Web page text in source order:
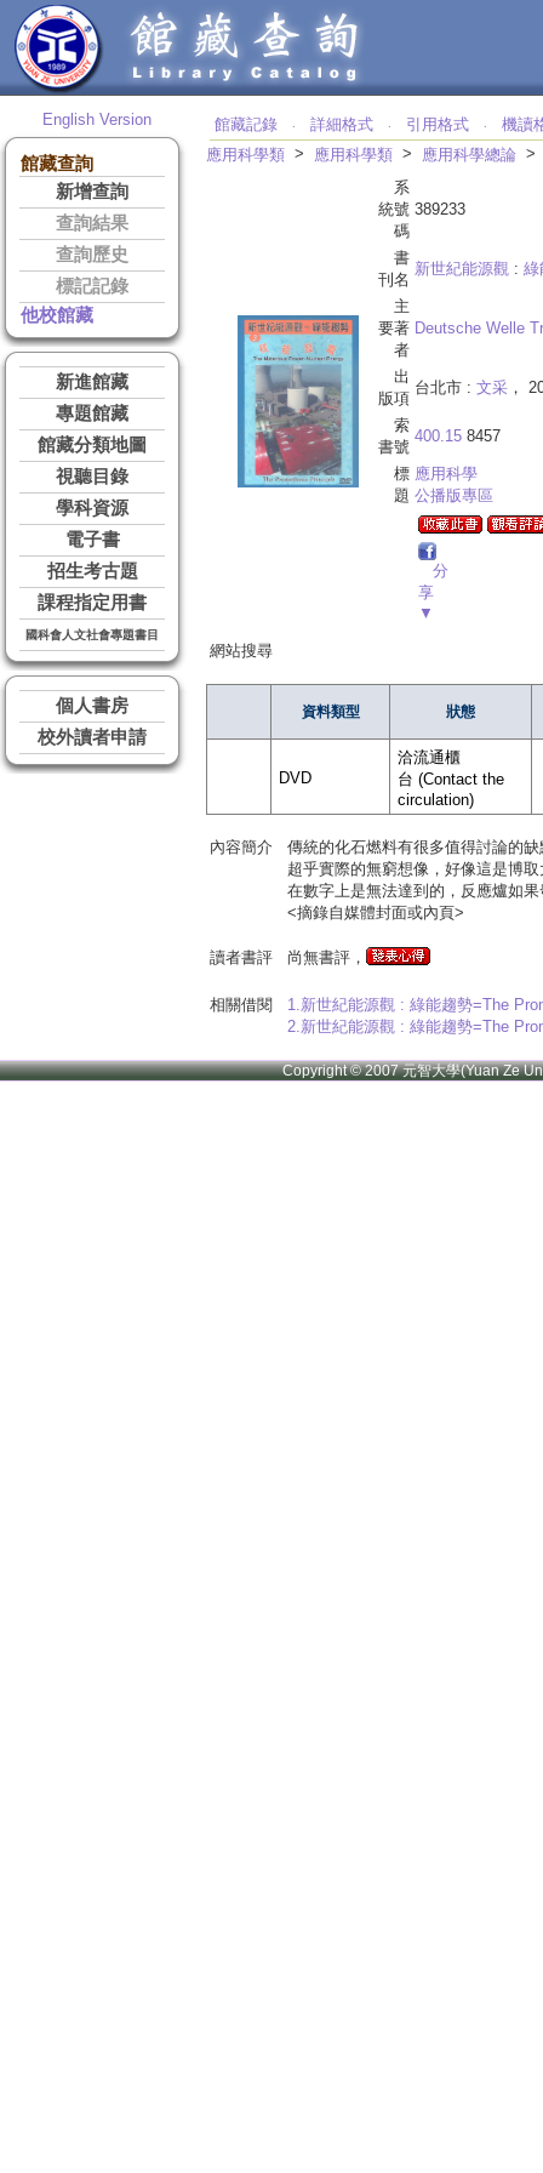
English Version
館藏查詢
新增查詢
查詢結果
查詢歷史
標記記錄
他校館藏
新進館藏
專題館藏
館藏分類地圖
視聽目錄
學科資源
電子書
招生考古題
課程指定用書
國科會人文社會專題書目
個人書房
校外讀者申請
館藏記錄 ‧ 詳細格式 ‧ 引用格式 ‧
機讀
應用科學類 > 應用科學類 > 應用科學總論
系
統號
碼
389233
書
刊名
新世紀能源觀 : 綠
主
要著
者
Deutsche Welle
出
版項
台北市 : 文采 ，
索
書號
400.15 8457
標
題
應用科學
公播版專區
分
享
▼
網站搜尋
資料類型 狀態
DVD
洽流通櫃
台 (Contact the
circulation)
內容簡介
傳統的化石燃料有很多值得討論的
超乎實際的無窮想像，好像這是博
在數字上是無法達到的，反應爐如
<摘錄自媒體封面或內頁>
讀者書評 尚無書評，
相關借閱
1.新世紀能源觀 : 綠能趨勢=The
2.新世紀能源觀 : 綠能趨勢=The
Copyright © 2007 元智大學(Yuan Ze